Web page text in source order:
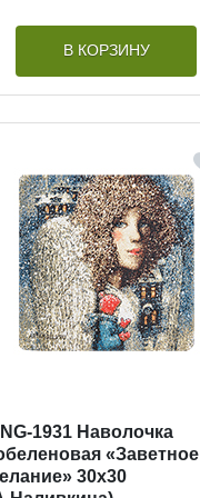
В КОРЗИНУ
1931 Наволочка
«Заветное
30х30